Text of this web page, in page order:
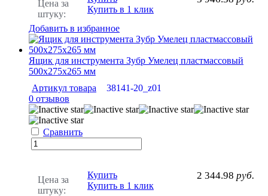
Цена за
штуку:
Купить в 1 клик
Добавить в избранное
Ящик для инструмента Зубр Умелец пластмассовый
500х275х265 мм
Артикул товара
38141-20_z01
0 отзывов
Сравнить
Цена за
штуку:
2 344.98 руб.
Купить
Купить в 1 клик